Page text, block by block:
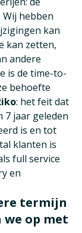
hebben
kan
kan zetten,
andere
is de time-to-
behoefte
: het feit dat
7 jaar geleden
is en tot
klanten is
full service
en
termijn
op met